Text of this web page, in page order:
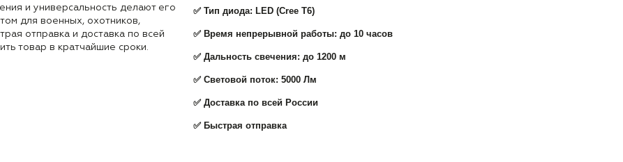
и универсальность делают его
для военных, охотников,
отправка и доставка по всей
товар в кратчайшие сроки.
✅ Тип диода: LED (Cree T6)
✅ Время непрерывной работы: до 10 часов
✅ Дальность свечения: до 1200 м
✅ Световой поток: 5000 Лм
✅ Доставка по всей России
✅ Быстрая отправка